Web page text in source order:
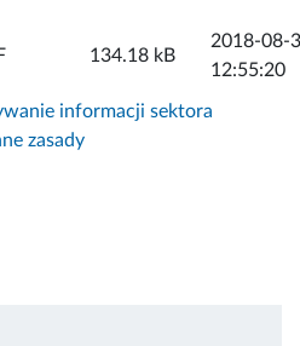
ZAŁĄCZNIK134.18 kB
2018-08-
12:55:20
informacji sektora
zasady